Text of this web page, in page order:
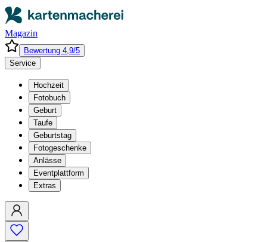
Magazin
Bewertung 4,9/5
Service
Hochzeit
Fotobuch
Geburt
Taufe
Geburtstag
Fotogeschenke
Anlässe
Eventplattform
Extras